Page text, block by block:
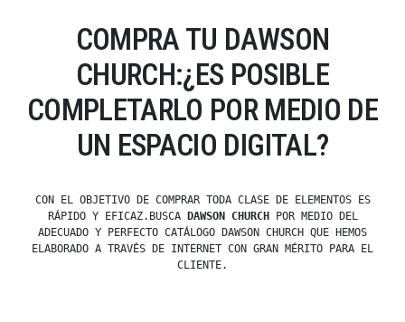
COMPRA TU DAWSON
CHURCH:¿ES POSIBLE
COMPLETARLO POR MEDIO DE
UN ESPACIO DIGITAL?
CON EL OBJETIVO DE COMPRAR TODA CLASE DE ELEMENTOS ES
RÁPIDO Y EFICAZ.BUSCA DAWSON CHURCHPOR MEDIO DEL
ADECUADO Y PERFECTO CATÁLOGO DAWSON CHURCH QUE HEMOS
ELABORADO A TRAVÉS DE INTERNET CON GRAN MÉRITO PARA EL
CLIENTE.